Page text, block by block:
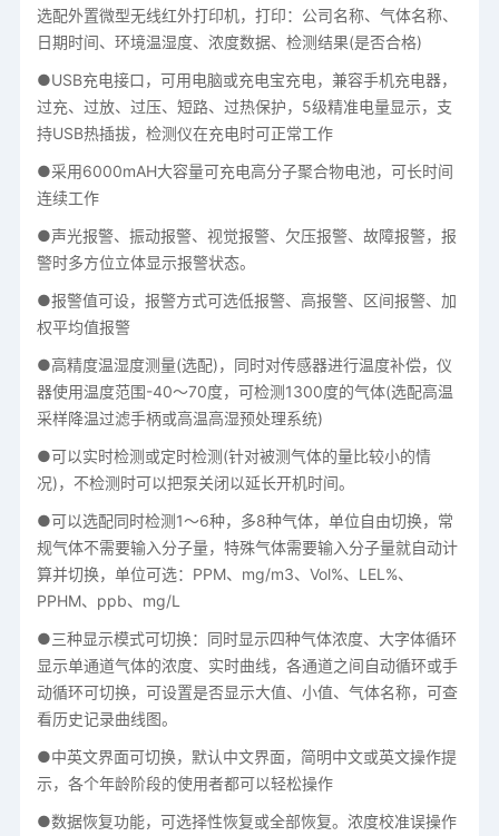
选配外置微型无线红外打印机，打印：公司名称、气体名称、
日期时间、环境温湿度、浓度数据、检测结果(是否合格)
●USB充电接口，可用电脑或充电宝充电，兼容手机充电器，
过充、过放、过压、短路、过热保护，5级精准电量显示，支
持USB热插拔，检测仪在充电时可正常工作
●采用6000mAH大容量可充电高分子聚合物电池，可长时间
连续工作
●声光报警、振动报警、视觉报警、欠压报警、故障报警，报
警时多方位立体显示报警状态。
●报警值可设，报警方式可选低报警、高报警、区间报警、加
权平均值报警
●高精度温湿度测量(选配)，同时对传感器进行温度补偿，仪
器使用温度范围-40～70度，可检测1300度的气体(选配高温
采样降温过滤手柄或高温高湿预处理系统)
●可以实时检测或定时检测(针对被测气体的量比较小的情
况)，不检测时可以把泵关闭以延长开机时间。
●可以选配同时检测1～6种，多8种气体，单位自由切换，常
规气体不需要输入分子量，特殊气体需要输入分子量就自动计
算并切换，单位可选：PPM、mg/m3、Vol%、LEL%、
PPHM、ppb、mg/L
●三种显示模式可切换：同时显示四种气体浓度、大字体循环
显示单通道气体的浓度、实时曲线，各通道之间自动循环或手
动循环可切换，可设置是否显示大值、小值、气体名称，可查
看历史记录曲线图。
●中英文界面可切换，默认中文界面，简明中文或英文操作提
示，各个年龄阶段的使用者都可以轻松操作
●数据恢复功能，可选择性恢复或全部恢复。浓度校准误操作